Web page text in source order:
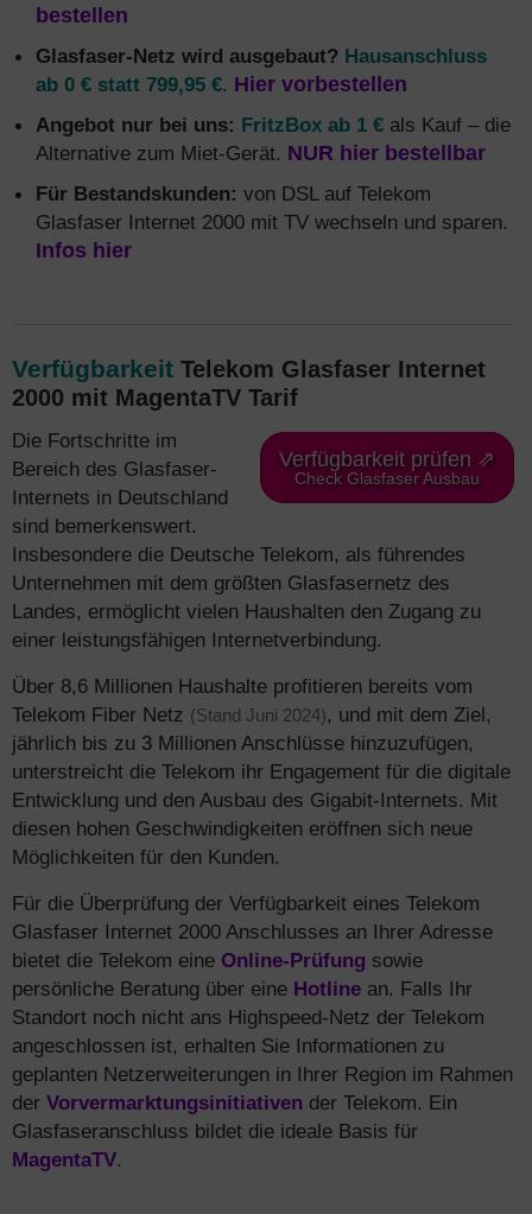
bestellen
Glasfaser-Netz wird ausgebaut? Hausanschluss
ab 0 € statt 799,95 €. Hier vorbestellen
Angebot nur bei uns: FritzBox ab 1 € als Kauf – die
Alternative zum Miet-Gerät. NUR hier bestellbar
Für Bestandskunden: von DSL auf Telekom
Glasfaser Internet 2000 mit TV wechseln und sparen.
Infos hier
Verfügbarkeit Telekom Glasfaser Internet
2000 mit MagentaTV Tarif
Verfügbarkeit prüfen ⇗
Check Glasfaser Ausbau
Die Fortschritte im
Bereich des Glasfaser-
Internets in Deutschland
sind bemerkenswert.
Insbesondere die Deutsche Telekom, als führendes
Unternehmen mit dem größten Glasfasernetz des
Landes, ermöglicht vielen Haushalten den Zugang zu
einer leistungsfähigen Internetverbindung.
Über 8,6 Millionen Haushalte profitieren bereits vom
Telekom Fiber Netz (Stand Juni 2024), und mit dem Ziel,
jährlich bis zu 3 Millionen Anschlüsse hinzuzufügen,
unterstreicht die Telekom ihr Engagement für die digitale
Entwicklung und den Ausbau des Gigabit-Internets. Mit
diesen hohen Geschwindigkeiten eröffnen sich neue
Möglichkeiten für den Kunden.
Für die Überprüfung der Verfügbarkeit eines Telekom
Glasfaser Internet 2000 Anschlusses an Ihrer Adresse
bietet die Telekom eine Online-Prüfung sowie
persönliche Beratung über eine Hotline an. Falls Ihr
Standort noch nicht ans Highspeed-Netz der Telekom
angeschlossen ist, erhalten Sie Informationen zu
geplanten Netzerweiterungen in Ihrer Region im Rahmen
der Vorvermarktungsinitiativen der Telekom. Ein
Glasfaseranschluss bildet die ideale Basis für
MagentaTV.